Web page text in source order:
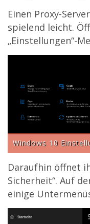
Einen Proxy-
spielend leicht.
„Einstellungen“-
Windows 10
Daraufhin öffnet
Sicherheit“. Auf
einige